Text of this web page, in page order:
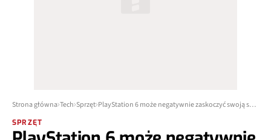
Strona główna Tech Sprzęt PlayStation 6 może negatywnie zaskoczyć swoją specyfikacją
SPRZĘT